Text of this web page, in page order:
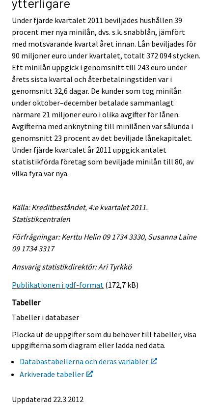
Under fjärde kvartalet 2011 beviljades hushållen 39
procent mer nya minilån, dvs. s.k. snabblån, jämfört
med motsvarande kvartal året innan. Lån beviljades för
90 miljoner euro under kvartalet, totalt 372 094 stycken.
Ett minilån uppgick i genomsnitt till 243 euro under
årets sista kvartal och återbetalningstiden var i
genomsnitt 32,6 dagar. De kunder som tog minilån
under oktober–december betalade sammanlagt
närmare 21 miljoner euro i olika avgifter för lånen.
Avgifterna med anknytning till minilånen var sålunda i
genomsnitt 23 procent av det beviljade lånekapitalet.
Under fjärde kvartalet år 2011 uppgick antalet
statistikförda företag som beviljade minilån till 80, av
vilka fyra var nya.
Källa: Kreditbeståndet, 4:e kvartalet 2011.
Statistikcentralen
Förfrågningar: Kerttu Helin 09 1734 3330, Susanna Laine
09 1734 3317
Ansvarig statistikdirektör: Ari Tyrkkö
Publikationen i pdf-format (172,7 kB)
Tabeller
Tabeller i databaser
Plocka ut de uppgifter som du behöver till tabeller, visa
uppgifterna som diagram eller ladda ned data.
Databastabellerna och deras variabler
Arkiverade tabeller
Uppdaterad 22.3.2012